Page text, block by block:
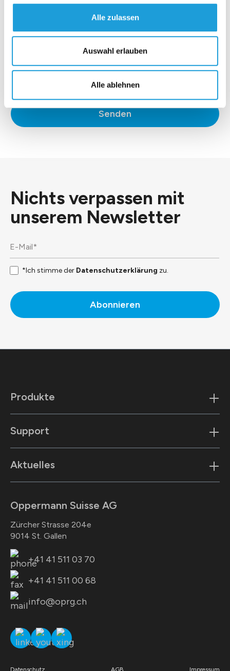
Alle zulassen
Auswahl erlauben
Alle ablehnen
Senden
Nichts verpassen mit
unserem Newsletter
*Ich stimme der Datenschutzerklärung zu.
Abonnieren
Oppermann Suisse AG
Zürcher Strasse 204e
9014 St. Gallen
+41 41 511 03 70
+41 41 511 00 68
info@oprg.ch
Produkte
Support
Aktuelles
Datenschutz AGB Impressum